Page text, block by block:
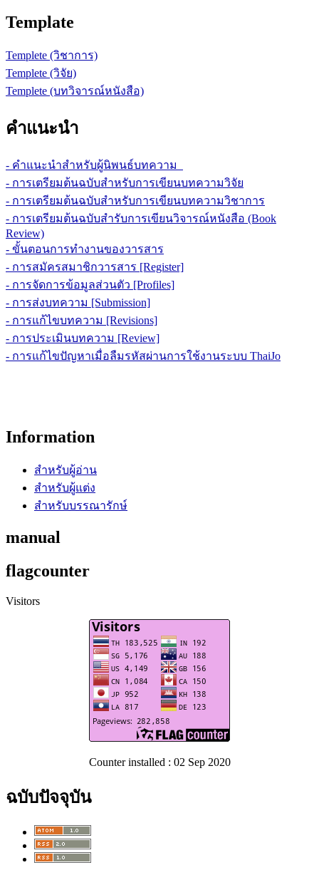
Template
Templete (วิชาการ)
Templete (วิจัย)
Templete (บทวิจารณ์หนังสือ)
คำแนะนำ
- คำแนะนำสำหรับผู้นิพนธ์บทความ
- การเตรียมต้นฉบับสำหรับการเขียนบทความวิจัย
- การเตรียมต้นฉบับสำหรับการเขียนบทความวิชาการ
- การเตรียมต้นฉบับสำรับการเขียนวิจารณ์หนังสือ (Book
Review)
- ขั้นตอนการทำงานของวารสาร
- การสมัครสมาชิกวารสาร [Register]
- การจัดการข้อมูลส่วนตัว [Profiles]
- การส่งบทความ [Submission]
- การแก้ไขบทความ [Revisions]
- การประเมินบทความ [Review]
- การแก้ไขปัญหาเมื่อลืมรหัสผ่านการใช้งานระบบ ThaiJo
Information
สำหรับผู้อ่าน
สำหรับผู้แต่ง
สำหรับบรรณารักษ์
manual
flagcounter
Visitors
Counter installed : 02 Sep 2020
ฉบับปัจจุบัน